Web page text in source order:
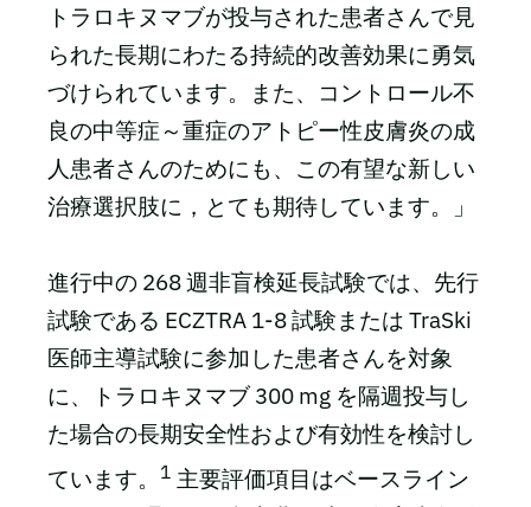
トラロキヌマブが投与された患者さんで見
られた長期にわたる持続的改善効果に勇気
づけられています。また、コントロール不
良の中等症～重症のアトピー性皮膚炎の成
人患者さんのためにも、この有望な新しい
治療選択肢に，とても期待しています。」
進行中の 268 週非盲検延長試験では、先行
試験である ECZTRA 1-8 試験または TraSki
医師主導試験に参加した患者さんを対象
に、トラロキヌマブ 300 mg を隔週投与し
た場合の長期安全性および有効性を検討し
ています。
1 主要評価項目はベースライン